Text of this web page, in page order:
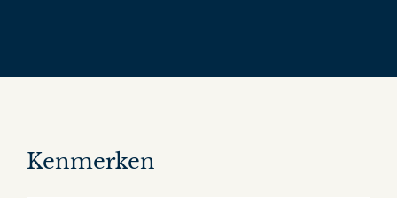
Kenmerken